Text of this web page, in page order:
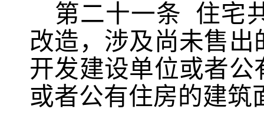
第二十一条
住宅
改造，涉及尚未售
开发建设单位或者
或者公有住房的建筑